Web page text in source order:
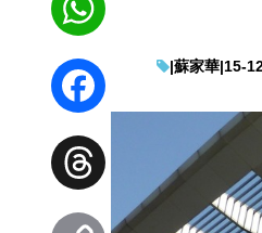
|蘇家華|15-
WhatsApp
Facebook
Threads